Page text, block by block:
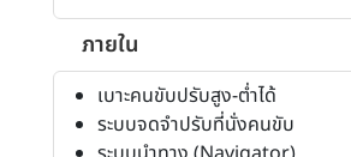
ภายใน
เบาะคนขับปรับสูง-ต่ำได้
ระบบจดจำปรับที่นั่งคนขับ